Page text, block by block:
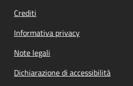
Crediti
Informativa privacy
Note legali
Dichiarazione di accessibilità